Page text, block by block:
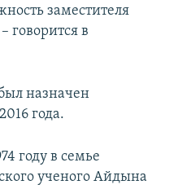
заместителя
говорится в
назначен
года.
году в семье
ученого Айдына